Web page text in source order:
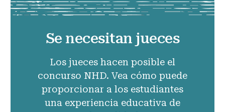
Se necesitan jueces
Los jueces hacen posible el
concurso NHD. Vea cómo puede
proporcionar a los estudiantes
una experiencia educativa de